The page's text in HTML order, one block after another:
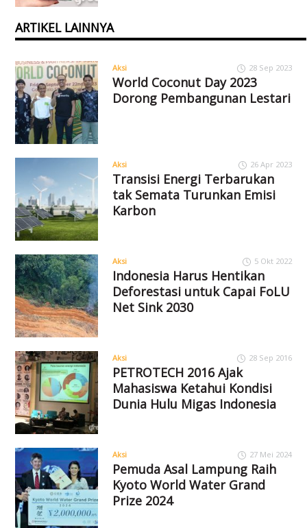
ARTIKEL LAINNYA
Aksi 28 Sep 2023
World Coconut Day 2023
Dorong Pembangunan Lestari
Aksi 26 Apr 2023
Transisi Energi Terbarukan
tak Semata Turunkan Emisi
Karbon
Aksi 5 Okt 2022
Indonesia Harus Hentikan
Deforestasi untuk Capai FoLU
Net Sink 2030
Aksi 28 Sep 2016
PETROTECH 2016 Ajak
Mahasiswa Ketahui Kondisi
Dunia Hulu Migas Indonesia
Aksi 27 Mei 2024
Pemuda Asal Lampung Raih
Kyoto World Water Grand
Prize 2024